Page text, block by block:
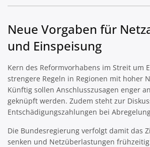
Neue Vorgaben für
und Einspeisung
Kern des Reformvorhabens im Streit um
strengere Regeln in Regionen mit hoher
Künftig sollen Anschlusszusagen enger
geknüpft werden. Zudem steht zur
Entschädigungszahlungen bei
Die Bundesregierung verfolgt damit das
senken und Netzüberlastungen